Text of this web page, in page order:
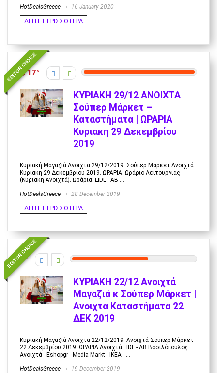
HotDealsGreece 16 January 2020
ΔΕΙΤΕ ΠΕΡΙΣΣΟΤΕΡΑ
EDITOR CHOICE
17
ΚΥΡΙΑΚΗ 29/12 ΑΝΟΙΧΤΑ
Σούπερ Μάρκετ –
Καταστήματα | ΩΡΑΡΙΑ
Κυριακη 29 Δεκεμβρίου
2019
Κυριακή Μαγαζιά Ανοιχτα 29/12/2019. Σούπερ Μάρκετ Ανοιχτά
Κυριακη 29 Δεκεμβρίου 2019. ΩΡΑΡΙΑ. Ωράριο Λειτουργίας
(Κυριακη Ανοιχτά). Ωράρια: LIDL - AB ...
HotDealsGreece 28 December 2019
ΔΕΙΤΕ ΠΕΡΙΣΣΟΤΕΡΑ
EDITOR CHOICE
6
ΚΥΡΙΑΚΗ 22/12 Ανοιχτά
Μαγαζιά κ Σούπερ Μάρκετ |
Ανοιχτα Καταστήματα 22
ΔΕΚ 2019
Κυριακή Μαγαζιά Ανοιχτα 22/12/2019. Ανοιχτά Σούπερ Μάρκετ
22 Δεκεμβρίου 2019. ΩΡΑΡΙΑ Ανοιχτά LIDL - AB Βασιλόπουλος
Ανοιχτά - Eshopgr - Media Markt - IKEA - ...
HotDealsGreece 19 December 2019